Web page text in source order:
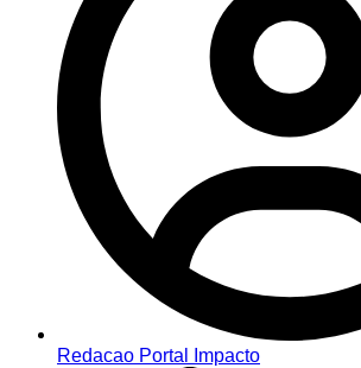
Redacao Portal Impacto